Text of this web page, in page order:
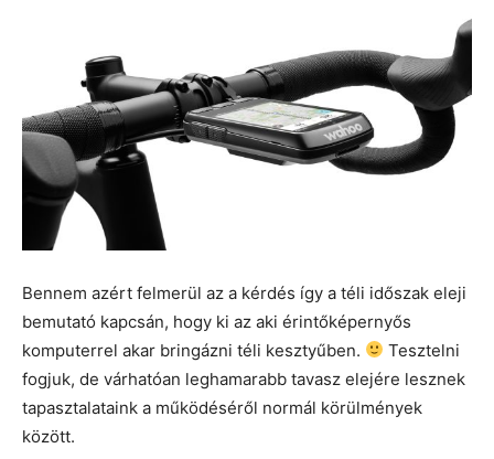
Bennem azért felmerül az a kérdés így a téli időszak eleji
bemutató kapcsán, hogy ki az aki érintőképernyős
komputerrel akar bringázni téli kesztyűben.
Tesztelni
fogjuk, de várhatóan leghamarabb tavasz elejére lesznek
tapasztalataink a működéséről normál körülmények
között.